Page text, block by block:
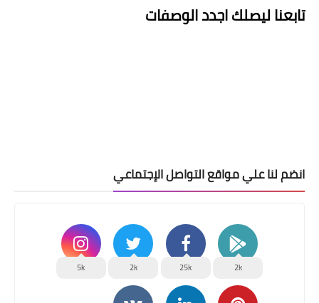
تابعنا ليصلك اجدد الوصفات
انضم لنا علي مواقع التواصل الإجتماعي
2k
25k
2k
5k